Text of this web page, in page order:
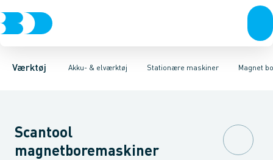
Værktøj Akku- & elværktøj
Akku- & elværktøj Håndværktøj RørværktøjBits & toppeBor
Stationære maskiner
Akku-værktøjElværktøjDiamantværktøjAffugtere & Magnet
Magnet boremaskinerSøjleboremaskinerBoremaskiner
Scantool
magnetboremaskiner